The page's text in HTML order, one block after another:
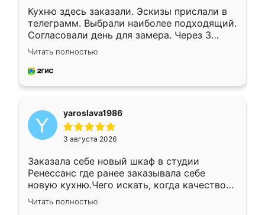
Кухню здесь заказали. Эскизы прислали в
телеграмм. Выбрали наиболее подходящий.
Согласовали день для замера. Через 3
недели кухня была уже готова. Остались
довольны работой. Спасибо Ренессанс
мебель за качественную работу!
Читать полностью
yaroslava1986
3 августа 2026
Заказала себе новый шкаф в студии
Ренессанс где ранее заказывала себе
новую кухню.Чего искать, когда качеством
вполне довольна. Служит кухня уже почти
два года, нареканий нет.
Читать полностью